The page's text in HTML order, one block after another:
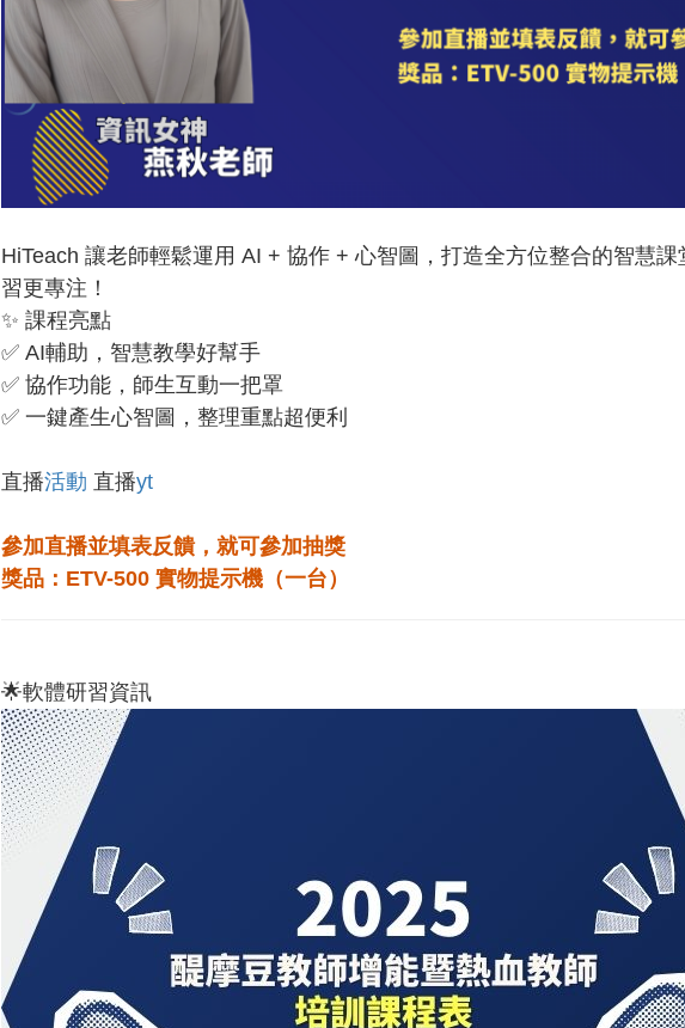
HiTeach 讓老師輕鬆運用 AI + 協作 + 心智圖，打造全方位整合的智慧
習更專注！
✨ 課程亮點
✅ AI輔助，智慧教學好幫手
✅ 協作功能，師生互動一把罩
✅ 一鍵產生心智圖，整理重點超便利
直播活動 直播yt
參加直播並填表反饋，就可參加抽獎
獎品：ETV-500 實物提示機（一台）
🌟軟體研習資訊